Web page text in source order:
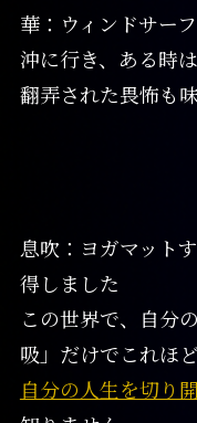
華：ウィンドサー
沖に行き、ある時
翻弄された畏怖も
息吹：ヨガマット
得しました
この世界で、自分
吸」だけでこれほ
自分の人生を切り